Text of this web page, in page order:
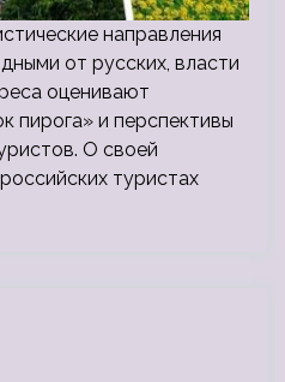
направления
от русских, власти
оценивают
пирога» и перспективы
О своей
туристах